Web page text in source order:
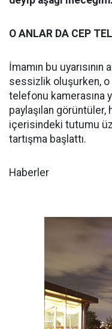
O ANLAR DA CEP
İmamın bu
sessizlik oluşurken, o
telefonu kamerasına
paylaşılan
içerisindeki tutumu
tartışma başlattı.
Haberler